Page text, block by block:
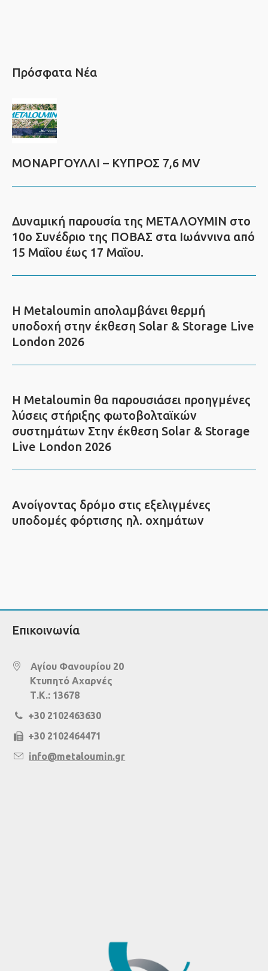
Πρόσφατα Νέα
ΜΟΝΑΡΓΟΥΛΛΙ – ΚΥΠΡΟΣ 7,6 MV
Δυναμική παρουσία της ΜΕΤΑΛΟΥΜΙΝ στο
10ο Συνέδριο της ΠΟΒΑΣ στα Ιωάννινα από
15 Μαΐου έως 17 Μαΐου.
Η Metaloumin απολαμβάνει θερμή
υποδοχή στην έκθεση Solar & Storage Live
London 2026
Η Metaloumin θα παρουσιάσει προηγμένες
λύσεις στήριξης φωτοβολταϊκών
συστημάτων Στην έκθεση Solar & Storage
Live London 2026
Ανοίγοντας δρόμο στις εξελιγμένες
υποδομές φόρτισης ηλ. οχημάτων
Επικοινωνία
Αγίου Φανουρίου 20
Κτυπητό Αχαρνές
Τ.Κ.: 13678
+30 2102463630
+30 2102464471
info@metaloumin.gr